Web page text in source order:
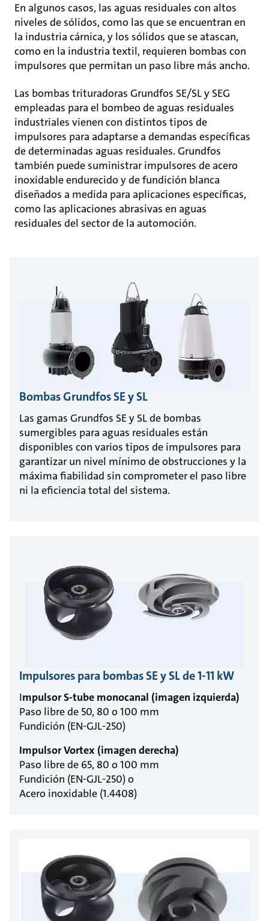
En algunos casos, las aguas residuales con altos
niveles de sólidos, como las que se encuentran en
la industria cárnica, y los sólidos que se atascan,
como en la industria textil, requieren bombas con
impulsores que permitan un paso libre más ancho.
Las bombas trituradoras Grundfos SE/SL y SEG
empleadas para el bombeo de aguas residuales
industriales vienen con distintos tipos de
impulsores para adaptarse a demandas específicas
de determinadas aguas residuales. Grundfos
también puede suministrar impulsores de acero
inoxidable endurecido y de fundición blanca
diseñados a medida para aplicaciones específicas,
como las aplicaciones abrasivas en aguas
residuales del sector de la automoción.
Bombas Grundfos SE y SL
Las gamas Grundfos SE y SL de bombas
sumergibles para aguas residuales están
disponibles con varios tipos de impulsores para
garantizar un nivel mínimo de obstrucciones y la
máxima fiabilidad sin comprometer el paso libre
ni la eficiencia total del sistema.
Impulsores para bombas SE y SL de 1-11 kW
Impulsor S-tube monocanal (imagen izquierda)
Paso libre de 50, 80 o 100 mm
Fundición (EN-GJL-250)
Impulsor Vortex (imagen derecha)
Paso libre de 65, 80 o 100 mm
Fundición (EN-GJL-250) o
Acero inoxidable (1.4408)